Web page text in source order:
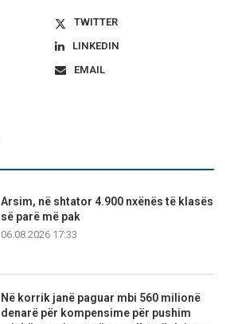
TWITTER
LINKEDIN
EMAIL
Arsim, në shtator 4.900 nxënës të klasës
së parë më pak
06.08.2026 17:33
Në korrik janë paguar mbi 560 milionë
denarë për kompensime për pushim